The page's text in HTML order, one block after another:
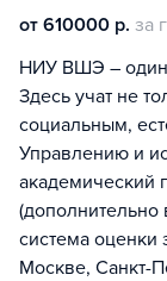
от 610000 р. за
НИУ ВШЭ – один
Здесь учат не
социальным,
Управлению и
академический
система
Москве, Санкт-